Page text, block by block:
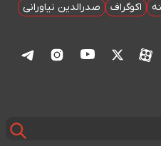
اکوگراف
صدرالدین نیاورانی